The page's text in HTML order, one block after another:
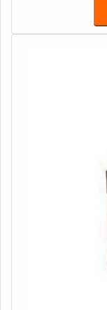
poliuretano
INFORMAÇÕES